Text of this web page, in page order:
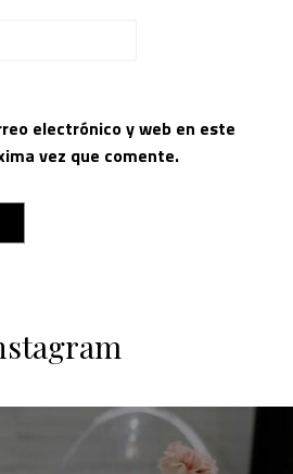
electrónico y web en este
vez que comente.